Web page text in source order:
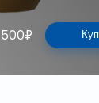
500₽